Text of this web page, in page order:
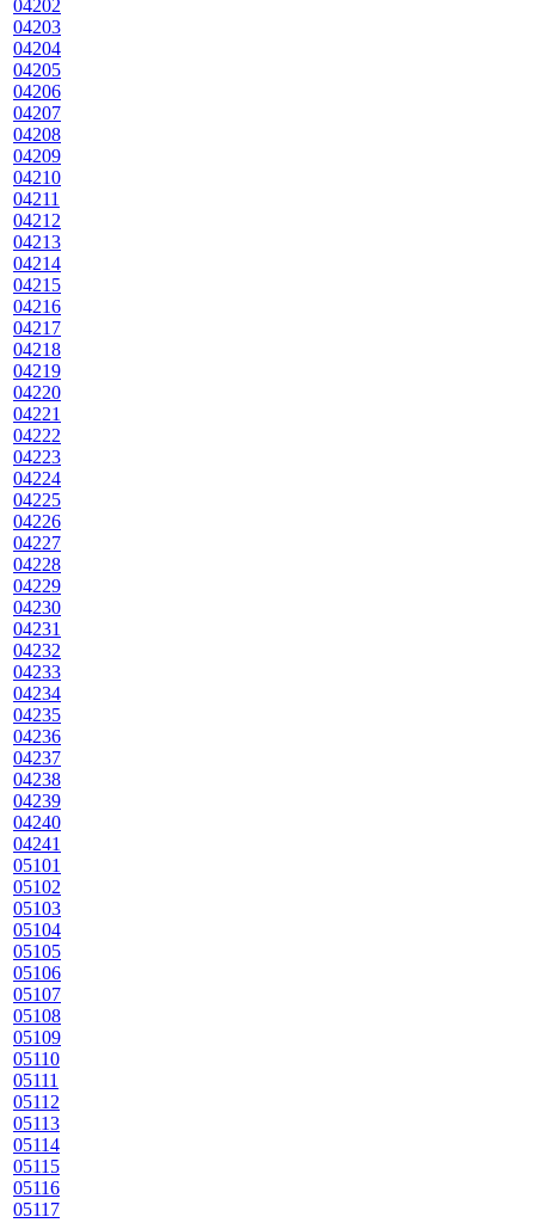
04202
04203
04204
04205
04206
04207
04208
04209
04210
04211
04212
04213
04214
04215
04216
04217
04218
04219
04220
04221
04222
04223
04224
04225
04226
04227
04228
04229
04230
04231
04232
04233
04234
04235
04236
04237
04238
04239
04240
04241
05101
05102
05103
05104
05105
05106
05107
05108
05109
05110
05111
05112
05113
05114
05115
05116
05117